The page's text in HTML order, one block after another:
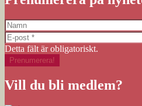
Detta fält är obligatoriskt.
Vill du bli medlem?